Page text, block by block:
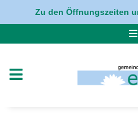
Navigation überspringen
Zu den Öffnungszeiten